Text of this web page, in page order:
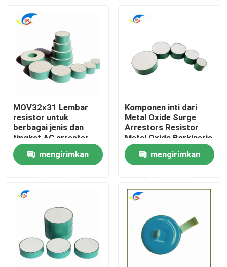
Tentang Kami
Kontrol Kualitas
Hubungi Kami
Berita
Kasus-kasus
Termistor PTC
MOV32x31 Lembar
resistor untuk
berbagai jenis dan
tingkat AC arrester
mengirimkan
Komponen inti dari
Metal Oxide Surge
Arrestors Resistor
Metal Oxide Berkinerja
Tinggi Cocok untuk
perakitan Variou
mengirimkan